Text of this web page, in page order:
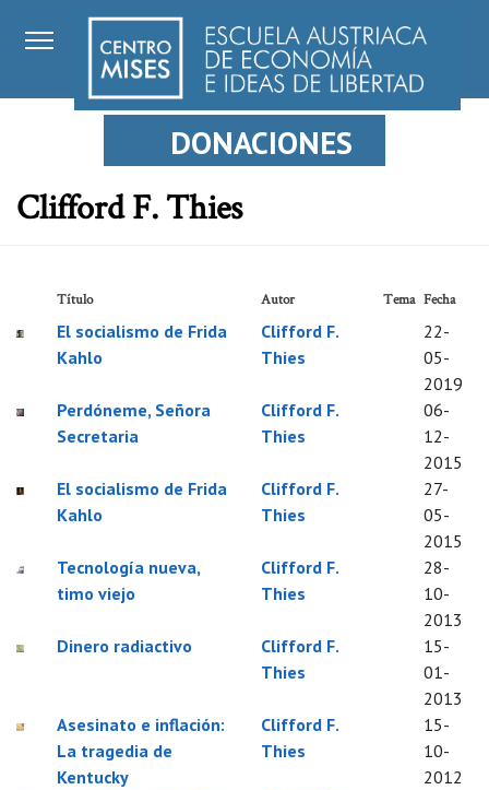
DONACIONES
Clifford F. Thies
Título Autor Tema Fecha
El socialismo de Frida
Kahlo
Clifford F.
Thies
22-
05-
2019
Perdóneme, Señora
Secretaria
Clifford F.
Thies
06-
12-
2015
El socialismo de Frida
Kahlo
Clifford F.
Thies
27-
05-
2015
Tecnología nueva,
timo viejo
Clifford F.
Thies
28-
10-
2013
Dinero radiactivo
Clifford F.
Thies
15-
01-
2013
Asesinato e inflación:
La tragedia de
Kentucky
Clifford F.
Thies
15-
10-
2012